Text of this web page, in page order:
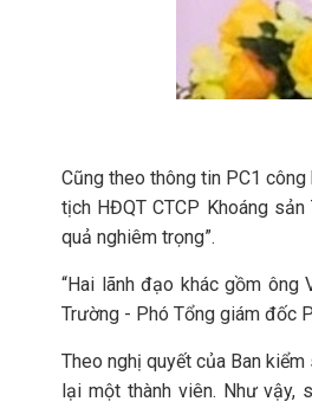
Cũng theo thông tin PC1
tịch HĐQT CTCP Khoáng
quả nghiêm trọng”.
“Hai lãnh đạo khác gồm ông
Trường - Phó Tổng giám đốc
Theo nghị quyết của Ban
lại một thành viên. Như vậy,